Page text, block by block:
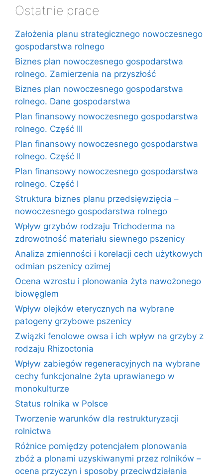
Ostatnie prace
Założenia planu strategicznego nowoczesnego
gospodarstwa rolnego
Biznes plan nowoczesnego gospodarstwa
rolnego. Zamierzenia na przyszłość
Biznes plan nowoczesnego gospodarstwa
rolnego. Dane gospodarstwa
Plan finansowy nowoczesnego gospodarstwa
rolnego. Część III
Plan finansowy nowoczesnego gospodarstwa
rolnego. Część II
Plan finansowy nowoczesnego gospodarstwa
rolnego. Część I
Struktura biznes planu przedsięwzięcia –
nowoczesnego gospodarstwa rolnego
Wpływ grzybów rodzaju Trichoderma na
zdrowotność materiału siewnego pszenicy
Analiza zmienności i korelacji cech użytkowych
odmian pszenicy ozimej
Ocena wzrostu i plonowania żyta nawożonego
biowęglem
Wpływ olejków eterycznych na wybrane
patogeny grzybowe pszenicy
Związki fenolowe owsa i ich wpływ na grzyby z
rodzaju Rhizoctonia
Wpływ zabiegów regeneracyjnych na wybrane
cechy funkcjonalne żyta uprawianego w
monokulturze
Status rolnika w Polsce
Tworzenie warunków dla restrukturyzacji
rolnictwa
Różnice pomiędzy potencjałem plonowania
zbóż a plonami uzyskiwanymi przez rolników –
ocena przyczyn i sposoby przeciwdziałania